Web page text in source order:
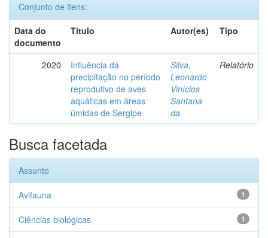
Conjunto de itens:
Data do
documento
Título Autor(es) Tipo
2020
Influência da
precipitação no período
reprodutivo de aves
aquáticas em áreas
úmidas de Sergipe
Silva,
Leonardo
Vinícios
Santana
da
Relatório
Busca facetada
Assunto
1
Avifauna
1
Ciências biológicas